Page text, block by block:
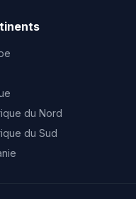
du Nord
du Sud